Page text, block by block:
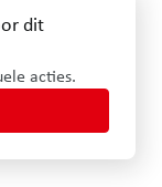
dit
acties.